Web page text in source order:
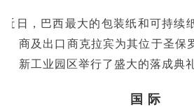
近日，巴西最大的包装纸和可持续
商及出口商克拉宾为其位于圣保
新工业园区举行了盛大的落成典礼
国 际